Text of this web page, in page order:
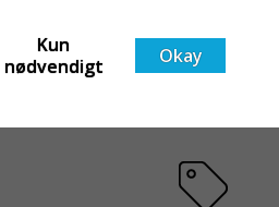
gällande rullställningar,
Kun
nødvendigt
Okay